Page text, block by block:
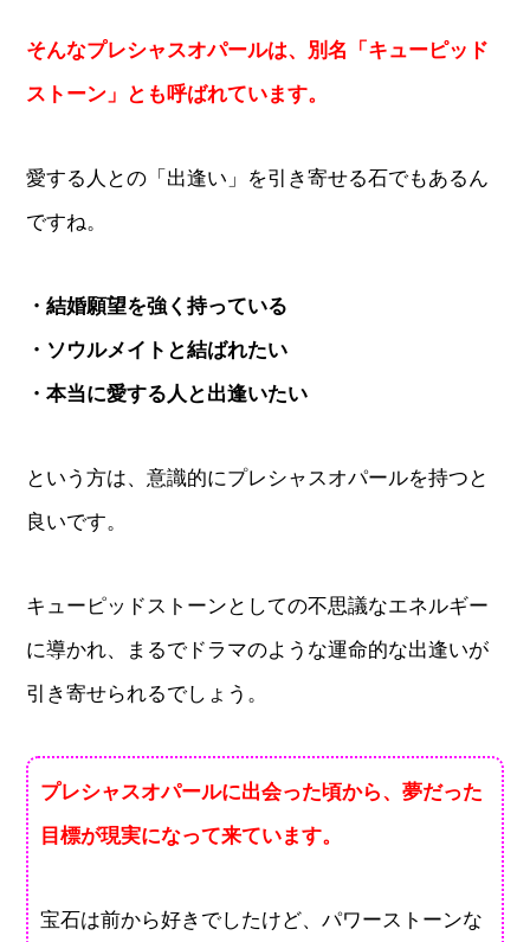
そんなプレシャスオパールは、別名「キューピッド
ストーン」とも呼ばれています。
愛する人との「出逢い」を引き寄せる石でもあるん
ですね。
・結婚願望を強く持っている
・ソウルメイトと結ばれたい
・本当に愛する人と出逢いたい
という方は、意識的にプレシャスオパールを持つと
良いです。
キューピッドストーンとしての不思議なエネルギー
に導かれ、まるでドラマのような運命的な出逢いが
引き寄せられるでしょう。
プレシャスオパールに出会った頃から、夢だった
目標が現実になって来ています。
宝石は前から好きでしたけど、パワーストーンな